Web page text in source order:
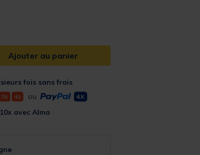
Ajouter au panier
fois sans frais
ou
10x avec Alma